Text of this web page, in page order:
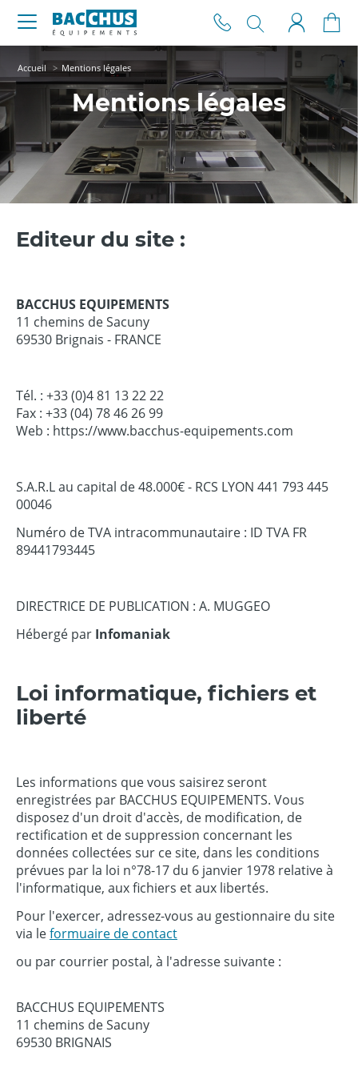
Accueil Mentions légales
Mentions légales
Editeur du site :
BACCHUS EQUIPEMENTS
11 chemins de Sacuny
69530 Brignais - FRANCE
Tél. : +33 (0)4 81 13 22 22
Fax : +33 (04) 78 46 26 99
Web : https://www.bacchus-equipements.com
S.A.R.L au capital de 48.000€ - RCS LYON 441 793 445
00046
Numéro de TVA intracommunautaire : ID TVA FR
89441793445
DIRECTRICE DE PUBLICATION : A. MUGGEO
Hébergé par Infomaniak
Loi informatique, fichiers et
liberté
Les informations que vous saisirez seront
enregistrées par BACCHUS EQUIPEMENTS. Vous
disposez d'un droit d'accès, de modification, de
rectification et de suppression concernant les
données collectées sur ce site, dans les conditions
prévues par la loi n°78-17 du 6 janvier 1978 relative à
l'informatique, aux fichiers et aux libertés.
Pour l'exercer, adressez-vous au gestionnaire du site
via leformuaire de contact
ou par courrier postal, à l'adresse suivante :
BACCHUS EQUIPEMENTS
11 chemins de Sacuny
69530 BRIGNAIS